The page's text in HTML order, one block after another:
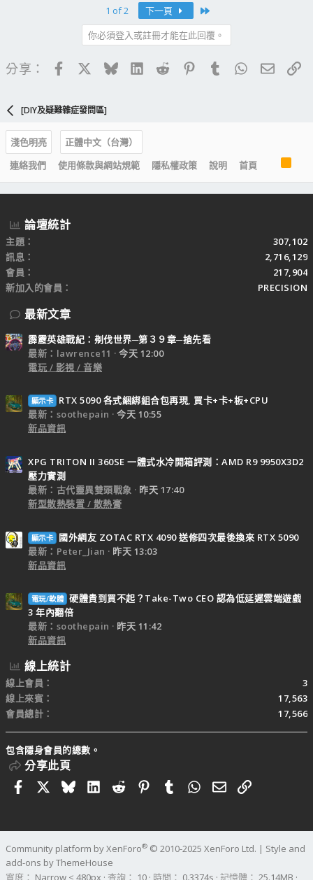
1 of 2 下一頁
你必須登入或註冊才能在此回覆。
分享： FacebookBlueskyLinkedIn
Reddit PinterestTumblrWhatsApp
電子
[DIY及疑難雜症發問區]
淺色明亮
正體中文（台灣）
連絡我們
使用條款與網站規範 隱私權政策 說明 首頁
S
論壇統計
主題
307,102
訊息
2,716,129
會員
217,904
新加入的會員
PRECISION
最新文章
霹靂英雄戰紀：刜伐世界─第３９章─搶先看
最新：lawrence11
今天 12:00
電玩 / 影視 / 音樂
顯示卡
RTX 5090 各式綑綁組合包再現, 買卡+卡+板+CPU
最新：soothepain
今天 10:55
新品資訊
XPG TRITON II 360SE 一體式水冷開箱評測：AMD R9 9950X3D2
壓力實測
最新：古代靈異雙頭戰象
昨天 17:40
新型散熱裝置 / 散熱膏
顯示卡
國外網友 ZOTAC RTX 4090 送修四次最後換來 RTX 5090
最新：Peter_Jian
昨天 13:03
新品資訊
電玩/軟體 硬體貴到買不起？Take-Two CEO 認為低延遲雲端遊戲
3 年內翻倍
最新：soothepain
昨天 11:42
新品資訊
線上統計
線上會員
3
線上來賓
17,563
會員總計
17,566
包含隱身會員的總數。
分享此頁
FacebookBlueskyLinkedIn
RedditPinterestTumblrWhatsApp
電子郵件
連結
Community platform by XenForo® © 2010-2025 XenForo Ltd. | Style and
add-ons by ThemeHouse
寬度
查詢 10 時間 0.3374s 記憶體 25.14MB